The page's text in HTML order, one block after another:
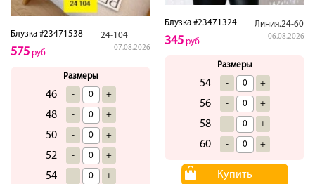
Блузка #23471538 24-104
07.08.2026
575 руб
Размеры
46 - +
48 - +
50 - +
52 - +
54 - +
Блузка #23471324 Линия.24-60
06.08.2026
345 руб
Размеры
54 - +
56 - +
58 - +
60 - +
Купить